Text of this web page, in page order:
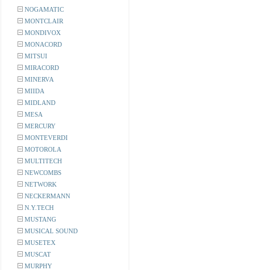
NOGAMATIC
MONTCLAIR
MONDIVOX
MONACORD
MITSUI
MIRACORD
MINERVA
MIIDA
MIDLAND
MESA
MERCURY
MONTEVERDI
MOTOROLA
MULTITECH
NEWCOMBS
NETWORK
NECKERMANN
N.Y.TECH
MUSTANG
MUSICAL SOUND
MUSETEX
MUSCAT
MURPHY